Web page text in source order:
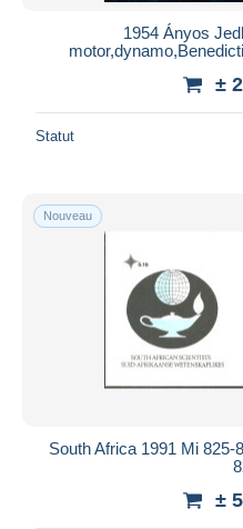
1954 Ányos
±
Statut
Nouveau
South Africa 1991 Mi
±